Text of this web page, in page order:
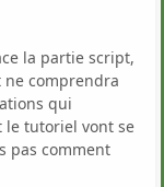
la partie script,
comprendra
qui
le tutoriel vont se
pas comment